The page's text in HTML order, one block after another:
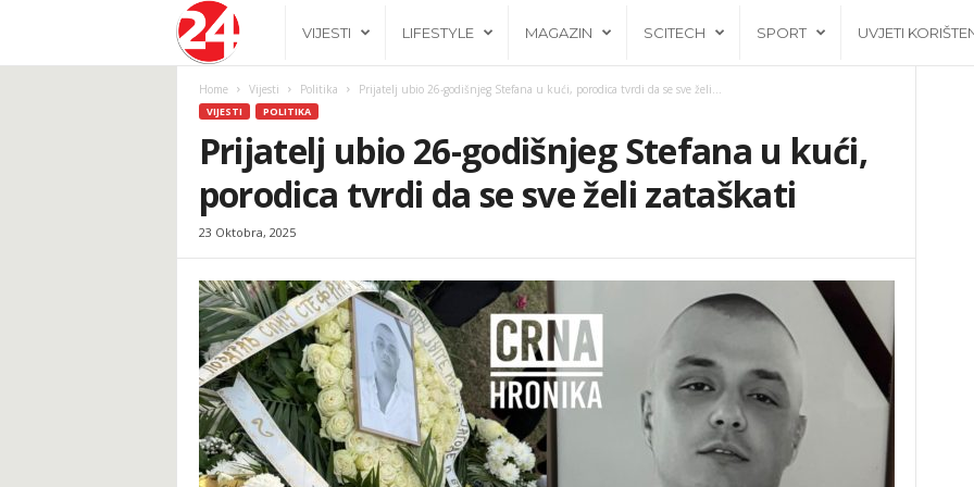
.
a
VIJESTI LIFESTYLE MAGAZIN SCITECH SPORT UVJETI
Home Vijesti Politika Prijatelj ubio 26-godišnjeg Stefana u kući, porodica tvrdi da se sve želi...
VIJESTI POLITIKA
Prijatelj ubio 26-godišnjeg Stefana u kući,
porodica tvrdi da se sve želi zataškati
23 Oktobra, 2025